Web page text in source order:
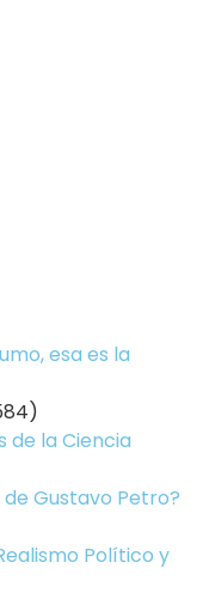
esa es la
de la Ciencia
Gustavo Petro?
Político y